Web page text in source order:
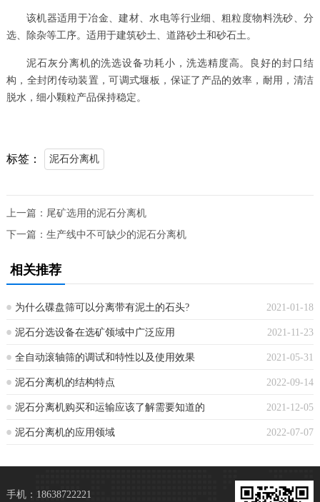
该机器适用于冶金、建材、水电等行业细、粗粒度物料洗砂、分
选、除杂等工序。适用于建筑砂土、道路砂土和砂石土。
泥石灰分离机的洗选设备功耗小，洗选精度高。良好的封口结
构，全封闭传动装置，可调式堰板，保证了产品的效率，耐用，清洁
脱水，细小颗粒产品保持稳定。
标签： 泥石分离机
上一篇： 尾矿选用的泥石分离机
下一篇： 生产线中不可缺少的泥石分离机
相关推荐
2021-01-18
为什么碟盘筛可以分离带有泥土的石头?
2021-11-23
泥石分选设备在选矿领域中广泛应用
2021-05-31
全自动滚轴筛的调试和特性以及使用效果
2022-09-14
泥石分离机的结构特点
2021-12-05
泥石分离机购买和运输应该了解需要知道的
2022-07-07
泥石分离机的应用领域
手机：18638722221